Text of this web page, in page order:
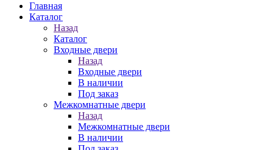
Главная
Каталог
Назад
Каталог
Входные двери
Назад
Входные двери
В наличии
Под заказ
Межкомнатные двери
Назад
Межкомнатные двери
В наличии